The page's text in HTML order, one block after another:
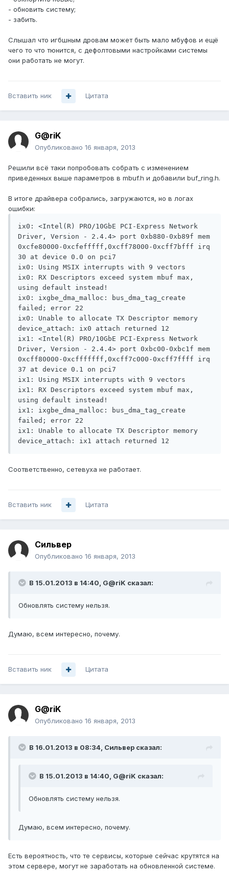
- обновить систему;
- забить.
Слышал что игбшным дровам может быть мало мбуфов и ещё
чего то что тюнится, с дефолтовыми настройками системы
они работать не могут.
Вставить ник Цитата
G@riK
Опубликовано 16 января, 2013
Решили всё таки попробовать собрать с изменением
приведенных выше параметров в mbuf.h и добавили buf_ring.h.
В итоге драйвера собрались, загружаются, но в логах
ошибки:
ix0: <Intel(R) PRO/10GbE PCI-Express Network
Driver, Version - 2.4.4> port 0xb880-0xb89f mem
0xcfe80000-0xcfefffff,0xcff78000-0xcff7bfff irq
30 at device 0.0 on pci7
ix0: Using MSIX interrupts with 9 vectors
ix0: RX Descriptors exceed system mbuf max,
using default instead!
ix0: ixgbe_dma_malloc: bus_dma_tag_create
failed; error 22
ix0: Unable to allocate TX Descriptor memory
device_attach: ix0 attach returned 12
ix1: <Intel(R) PRO/10GbE PCI-Express Network
Driver, Version - 2.4.4> port 0xbc00-0xbc1f mem
0xcff80000-0xcfffffff,0xcff7c000-0xcff7ffff irq
37 at device 0.1 on pci7
ix1: Using MSIX interrupts with 9 vectors
ix1: RX Descriptors exceed system mbuf max,
using default instead!
ix1: ixgbe_dma_malloc: bus_dma_tag_create
failed; error 22
ix1: Unable to allocate TX Descriptor memory
device_attach: ix1 attach returned 12
Соответственно, сетевуха не работает.
Вставить ник Цитата
Сильвер
Опубликовано 16 января, 2013
В 15.01.2013 в 14:40, G@riK сказал:
Обновлять систему нельзя.
Думаю, всем интересно, почему.
Вставить ник Цитата
G@riK
Опубликовано 16 января, 2013
В 16.01.2013 в 08:34, Сильвер сказал:
В 15.01.2013 в 14:40, G@riK сказал:
Обновлять систему нельзя.
Думаю, всем интересно, почему.
Есть вероятность, что те сервисы, которые сейчас крутятся на
этом сервере, могут не заработать на обновленной системе.